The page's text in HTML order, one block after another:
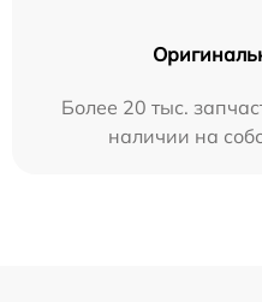
Более 20 тыс.
наличии на